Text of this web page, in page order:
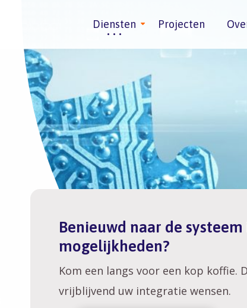
Diensten Projecten
Benieuwd naar de
mogelijkheden?
Kom een langs voor een kop koffie.
vrijblijvend uw integratie wensen.